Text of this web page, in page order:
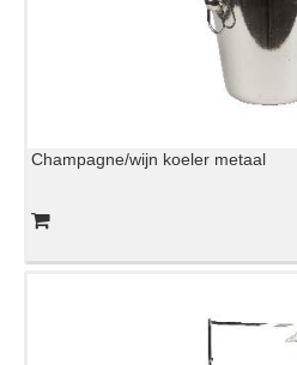
Champagne/wijn koeler metaal